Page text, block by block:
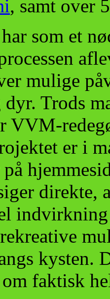
, samt over
som et
mulige
dyr. Trods
VVM-
er i
direkte,
indvirkning
kysten.
faktisk